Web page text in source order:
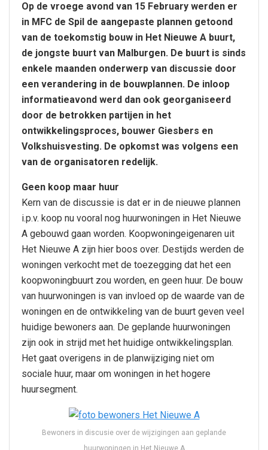
Op de vroege avond van 15 February werden er
in MFC de Spil de aangepaste plannen getoond
van de toekomstig bouw in Het Nieuwe A buurt,
de jongste buurt van Malburgen. De buurt is sinds
enkele maanden onderwerp van discussie door
een verandering in de bouwplannen. De inloop
informatieavond werd dan ook georganiseerd
door de betrokken partijen in het
ontwikkelingsproces, bouwer Giesbers en
Volkshuisvesting. De opkomst was volgens een
van de organisatoren redelijk.
Geen koop maar huur
Kern van de discussie is dat er in de nieuwe plannen
i.p.v. koop nu vooral nog huurwoningen in Het Nieuwe
A gebouwd gaan worden. Koopwoningeigenaren uit
Het Nieuwe A zijn hier boos over. Destijds werden de
woningen verkocht met de toezegging dat het een
koopwoningbuurt zou worden, en geen huur. De bouw
van huurwoningen is van invloed op de waarde van de
woningen en de ontwikkeling van de buurt geven veel
huidige bewoners aan. De geplande huurwoningen
zijn ook in strijd met het huidige ontwikkelingsplan.
Het gaat overigens in de planwijziging niet om
sociale huur, maar om woningen in het hogere
huursegment.
Bewoners in discusie over de wijzigingen aan geplande
huurwoningen in Het Nieuwe A